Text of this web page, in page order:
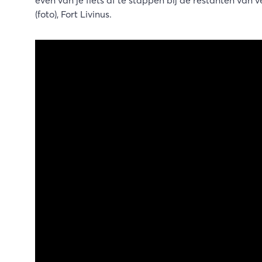
(foto), Fort Livinus.